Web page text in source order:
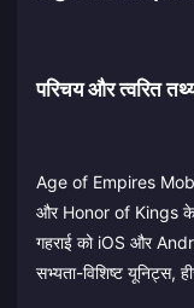
परिचय और त्वरित
Age of Empires
और Honor of Kings के
गहराई को iOS और
सभ्यता-विशिष्ट यूनिट्स,